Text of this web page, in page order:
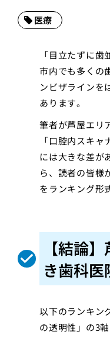
医療
「目立たずに
市内でも多くの
ンビザラインを
あります。
筆者が芦屋エリ
「口腔内スキ
には大きな差が
ら、読者の皆様
をランキング形
【結論
き歯科
以下のランキン
の透明性」の3